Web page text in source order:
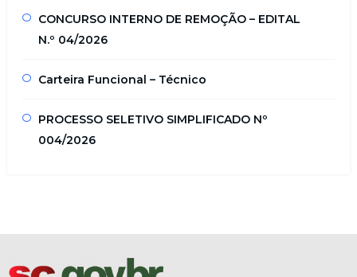
CONCURSO INTERNO DE REMOÇÃO – EDITAL
N.º 04/2026
Carteira Funcional – Técnico
PROCESSO SELETIVO SIMPLIFICADO Nº
004/2026